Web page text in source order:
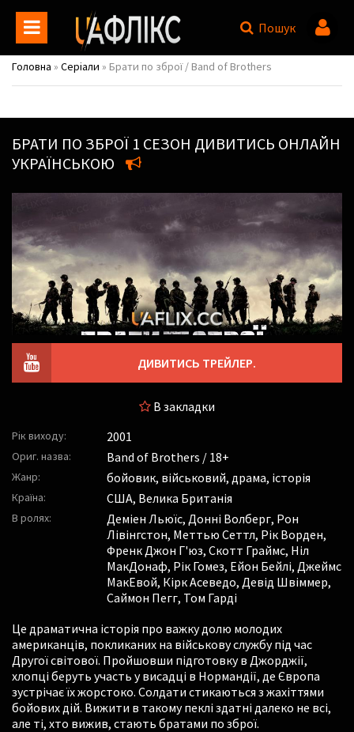
Пошук
Головна » Серіали » Брати по зброї / Band of Brothers
БРАТИ ПО ЗБРОЇ 1 СЕЗОН ДИВИТИСЬ ОНЛАЙН
УКРАЇНСЬКОЮ
ДИВИТИСЬ ТРЕЙЛЕР.
В закладки
Рік виходу: 2001
Ориг. назва: Band of Brothers / 18+
Жанр: бойовик, військовий, драма, історія
Країна: США, Велика Британія
В ролях: Деміен Льюїс, Донні Волберг, Рон
Лівінгстон, Меттью Сеттл, Рік Ворден,
Френк Джон Г'юз, Скотт Граймс, Ніл
МакДонаф, Рік Гомез, Ейон Бейлі, Джеймс
МакЕвой, Кірк Асеведо, Девід Швіммер,
Саймон Пегг, Том Гарді
Це драматична історія про важку долю молодих
американців, покликаних на військову службу під час
Другої світової. Пройшовши підготовку в Джорджії,
хлопці беруть участь у висадці в Нормандії, де Європа
зустрічає їх жорстоко. Солдати стикаються з жахіттями
бойових дій. Вижити в такому пеклі здатні далеко не всі,
але ті, хто вижив, стають братами по зброї.